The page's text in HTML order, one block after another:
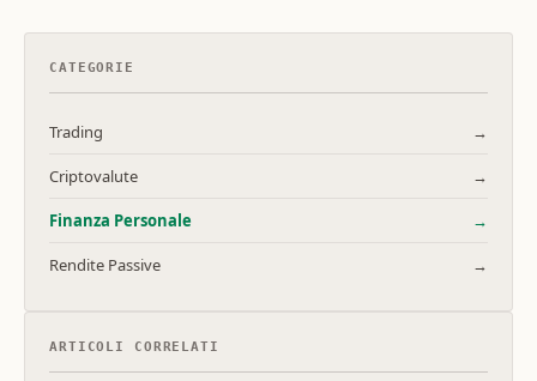
CATEGORIE
Trading →
Criptovalute →
Finanza Personale →
Rendite Passive →
ARTICOLI CORRELATI